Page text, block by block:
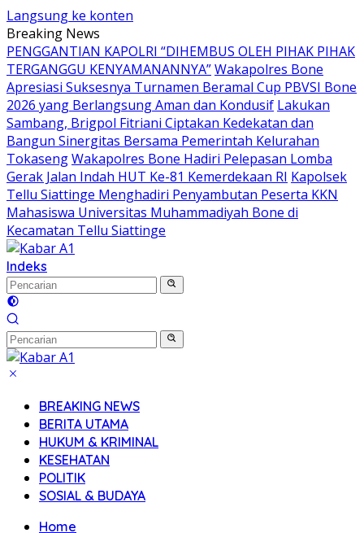
Langsung ke konten
Breaking News
PENGGANTIAN KAPOLRI “DIHEMBUS OLEH PIHAK PIHAK
TERGANGGU KENYAMANANNYA”Wakapolres Bone
Apresiasi Suksesnya Turnamen Beramal Cup PBVSI Bone
2026 yang Berlangsung Aman dan Kondusif Lakukan
Sambang, Brigpol Fitriani Ciptakan Kedekatan dan
Bangun Sinergitas Bersama Pemerintah Kelurahan
TokasengWakapolres Bone Hadiri Pelepasan Lomba
Gerak Jalan Indah HUT Ke-81 Kemerdekaan RI Kapolsek
Tellu Siattinge Menghadiri Penyambutan Peserta KKN
Mahasiswa Universitas Muhammadiyah Bone di
Kecamatan Tellu Siattinge
Indeks
BREAKING NEWS
BERITA UTAMA
HUKUM & KRIMINAL
KESEHATAN
POLITIK
SOSIAL & BUDAYA
Home